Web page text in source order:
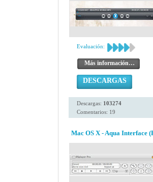
Evaluación:
Más información…
DESCARGAS
Descargas: 103274
Comentarios: 19
Mac OS X - Aqua Interface